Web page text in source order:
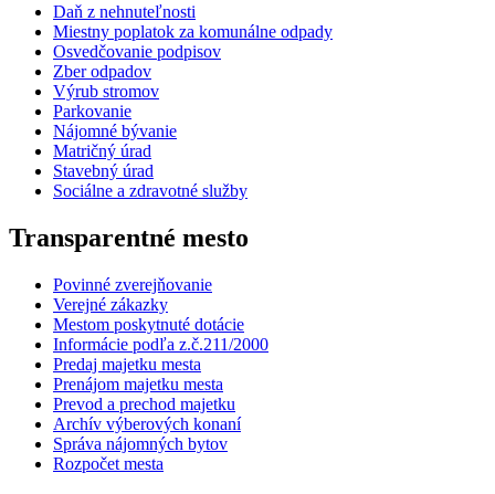
Daň z nehnuteľnosti
Miestny poplatok za komunálne odpady
Osvedčovanie podpisov
Zber odpadov
Výrub stromov
Parkovanie
Nájomné bývanie
Matričný úrad
Stavebný úrad
Sociálne a zdravotné služby
Transparentné mesto
Povinné zverejňovanie
Verejné zákazky
Mestom poskytnuté dotácie
Informácie podľa z.č.211/2000
Predaj majetku mesta
Prenájom majetku mesta
Prevod a prechod majetku
Archív výberových konaní
Správa nájomných bytov
Rozpočet mesta